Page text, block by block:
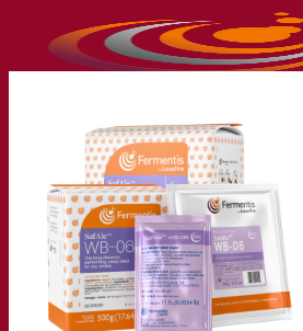
Société
À propos
Expert en fermentation